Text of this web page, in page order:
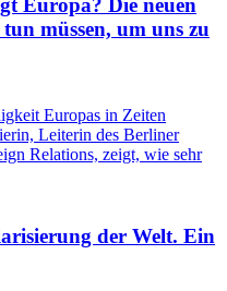
Europa? Die neuen
müssen, um uns zu
Europas in Zeiten
Leiterin des Berliner
Relations, zeigt, wie sehr
der Welt. Ein